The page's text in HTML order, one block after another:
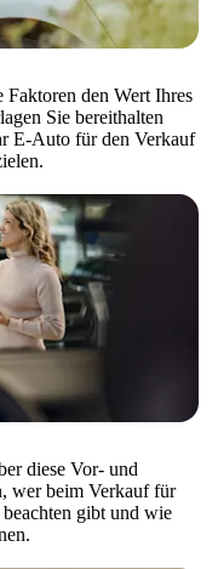
Faktoren den Wert Ihres
Sie bereithalten
E-Auto für den Verkauf
diese Vor- und
wer beim Verkauf für
gibt und wie